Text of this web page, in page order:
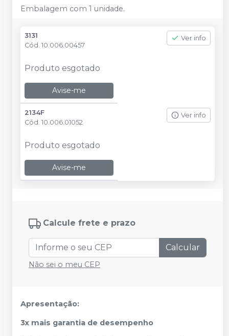
Embalagem com 1 unidade.
3131
Cód. 10.006.00457
Ver info
Produto esgotado
Avise-me
2134F
Cód. 10.006.01052
Ver info
Produto esgotado
Avise-me
Calcule frete e prazo
Calcular
Não sei o meu CEP
Apresentação:
3x mais garantia de desempenho